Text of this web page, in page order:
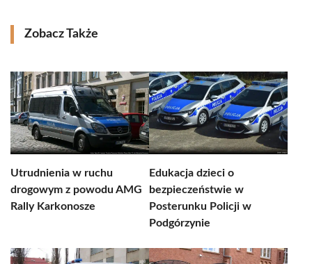
Zobacz Także
Utrudnienia w ruchu
drogowym z powodu AMG
Rally Karkonosze
Edukacja dzieci o
bezpieczeństwie w
Posterunku Policji w
Podgórzynie